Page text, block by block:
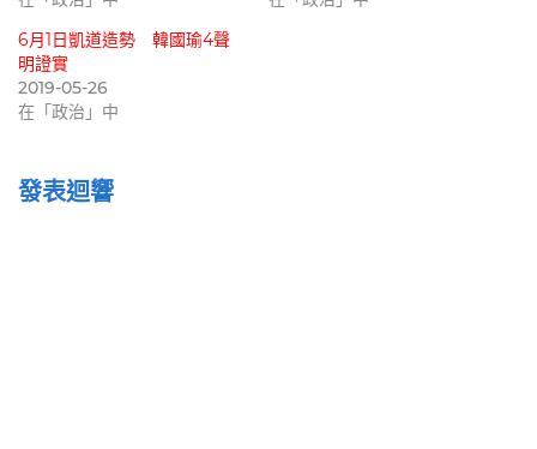
6月1日凱道造勢 韓國瑜4聲
明證實
2019-05-26
在「政治」中
發表迴響